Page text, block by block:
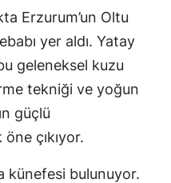
Erzurum’un Oltu
yer aldı. Yatay
geleneksel kuzu
tekniği ve yoğun
güçlü
çıkıyor.
künefesi bulunuyor.